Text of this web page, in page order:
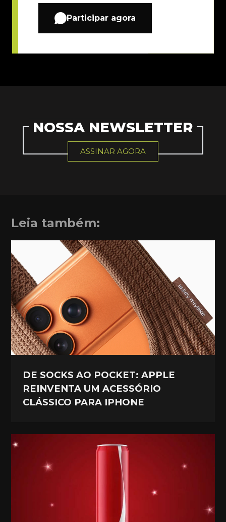
Participar agora
NOSSA NEWSLETTER
ASSINAR AGORA
Leia também:
DE SOCKS AO POCKET: APPLE
REINVENTA UM ACESSÓRIO
CLÁSSICO PARA IPHONE